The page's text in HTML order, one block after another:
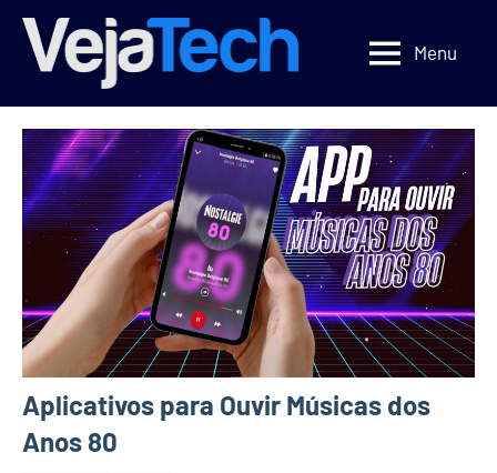
Pular
para
conteúdo
Veja
Tech
Menu
Aplicativos para Ouvir Músicas dos
Anos 80